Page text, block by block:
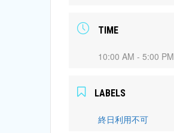
TIME
10:00 AM - 5:00 PM
LABELS
終日利用不可